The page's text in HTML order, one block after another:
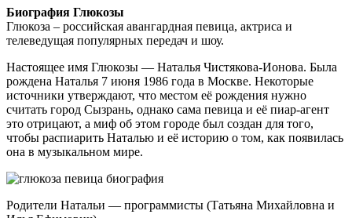
Биография Глюкозы
Глюкоза – российская авангардная певица, актриса и
телеведущая популярных передач и шоу.
Настоящее имя Глюкозы — Наталья Чистякова-Ионова. Была
рождена Наталья 7 июня 1986 года в Москве. Некоторые
источники утверждают, что местом её рождения нужно
считать город Сызрань, однако сама певица и её пиар-агент
это отрицают, а миф об этом городе был создан для того,
чтобы распиарить Наталью и её историю о том, как появилась
она в музыкальном мире.
Родители Натальи — программисты (Татьяна Михайловна и